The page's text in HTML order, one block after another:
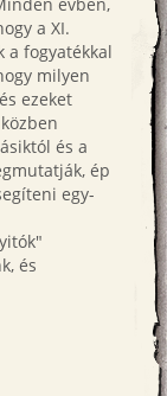
a XI.
a fogyatékkal
milyen
ezeket
és a
ép
egy-
és